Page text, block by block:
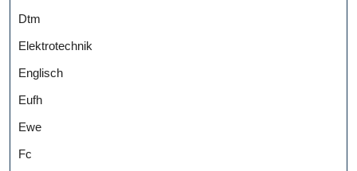
Dtm
Elektrotechnik
Englisch
Eufh
Ewe
Fc